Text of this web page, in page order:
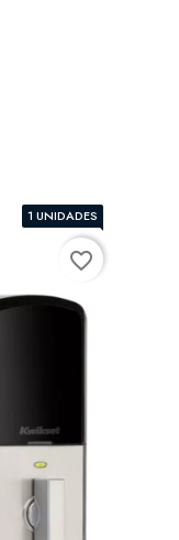
1 UNIDADES
favorite_border